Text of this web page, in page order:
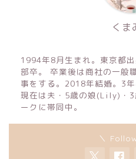
くま
1994年8月生まれ。東京都
部卒。 卒業後は商社の一般
事をする。2018年結婚。3
現在は夫・5歳の娘(Lily)・
ークに帯同中。
＼